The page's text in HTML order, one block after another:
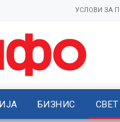
УСЛОВИ ЗА
БИЗНИС СВЕТ